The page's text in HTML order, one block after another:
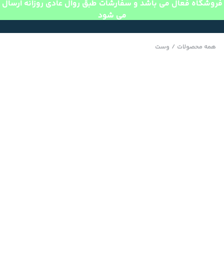
فروشگاه فعال می باشد و سفارشات طبق روال عادی روزانه ارسال
می شود
همه محصولات / وست